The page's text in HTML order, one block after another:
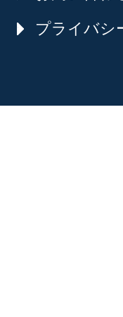
プライバシ